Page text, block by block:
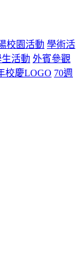
校園活動 學術活
活動 外賓參觀
校慶LOGO 70週